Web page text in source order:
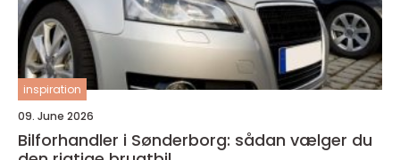
inspiration
09. June 2026
Bilforhandler i Sønderborg: sådan vælger du